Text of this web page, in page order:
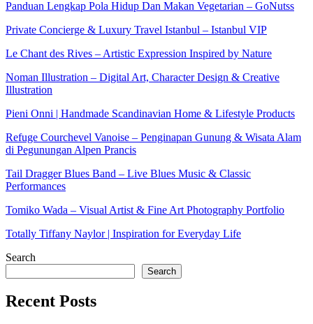
Panduan Lengkap Pola Hidup Dan Makan Vegetarian – GoNutss
Private Concierge & Luxury Travel Istanbul – Istanbul VIP
Le Chant des Rives – Artistic Expression Inspired by Nature
Noman Illustration – Digital Art, Character Design & Creative
Illustration
Pieni Onni | Handmade Scandinavian Home & Lifestyle Products
Refuge Courchevel Vanoise – Penginapan Gunung & Wisata Alam
di Pegunungan Alpen Prancis
Tail Dragger Blues Band – Live Blues Music & Classic
Performances
Tomiko Wada – Visual Artist & Fine Art Photography Portfolio
Totally Tiffany Naylor | Inspiration for Everyday Life
Search
Search
Recent Posts